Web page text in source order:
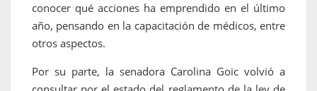
conocer qué acciones ha emprendido en el último
año, pensando en la capacitación de médicos, entre
otros aspectos.
Por su parte, la senadora Carolina Goic volvió a